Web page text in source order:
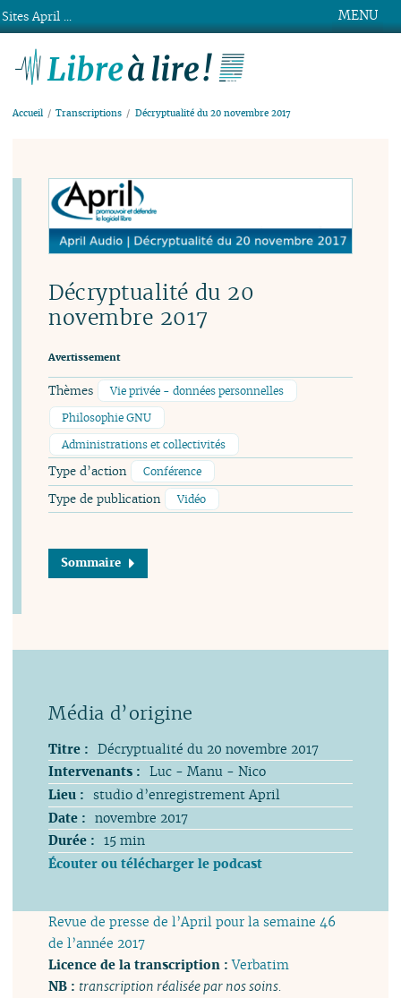
MENU
Accueil Transcriptions Décryptualité du 20 novembre 2017
Décryptualité du 20
novembre 2017
Avertissement
Thèmes
Vie privée - données personnelles
Philosophie GNU
Administrations et collectivités
Type d’action Conférence
Type de publication Vidéo
Sommaire
Titre : Décryptualité du 20 novembre 2017
Intervenants : Luc - Manu - Nico
Lieu : studio d’enregistrement April
Date : novembre 2017
Durée : 15 min
Écouter ou télécharger le podcast
Revue de presse de l’April pour la semaine 46
de l’année 2017
Licence de la transcription : Verbatim
NB : transcription réalisée par nos soins.
Sites April ...